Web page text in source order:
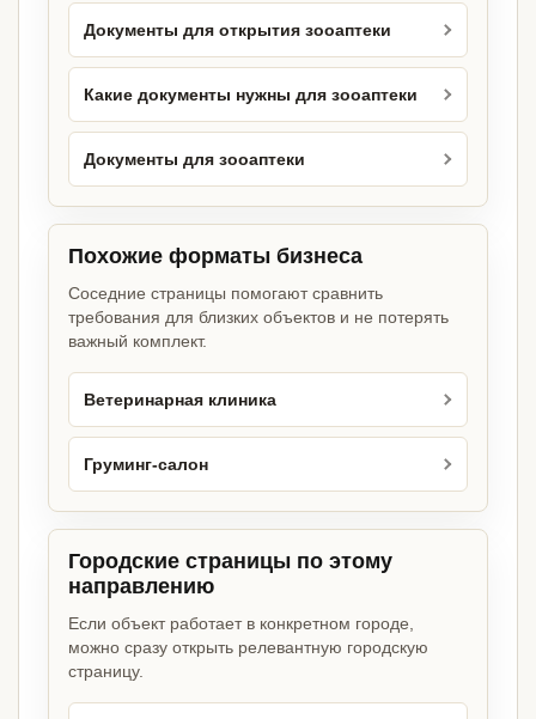
Документы для открытия зооаптеки
Какие документы нужны для зооаптеки
Документы для зооаптеки
Похожие форматы бизнеса
Соседние страницы помогают сравнить
требования для близких объектов и не потерять
важный комплект.
Ветеринарная клиника
Груминг-салон
Городские страницы по этому
направлению
Если объект работает в конкретном городе,
можно сразу открыть релевантную городскую
страницу.